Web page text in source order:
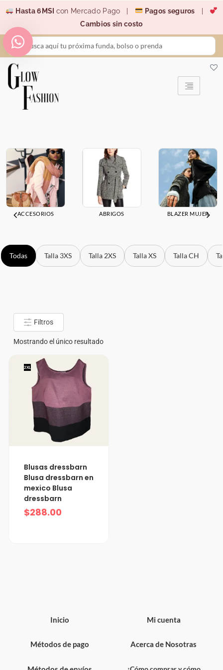
contenido
Hasta 6MSI con Mercado Pago | Pagos seguros
Cambios sin costo
Search
...
ACCESORIOS ABRIGOS BLAZER MUJER
Todas Talla 3XS Talla 2XS Talla XS Talla CH
Filtros
Mostrando el único resultado
2XL
Blusas dressbarn
Blusa dressbarn en
mexico Blusa
dressbarn
$288.00
Inicio
Métodos de pago
Mi cuenta
Acerca de Nosotras